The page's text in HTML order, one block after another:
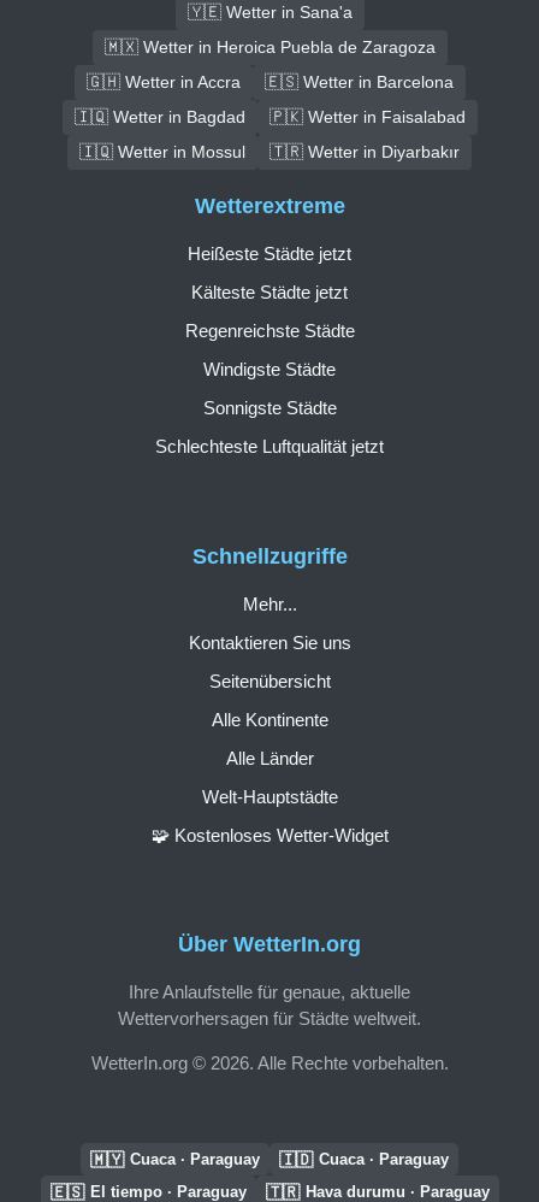
🇾🇪 Wetter in Sana'a
🇲🇽 Wetter in Heroica Puebla de Zaragoza
🇬🇭 Wetter in Accra
🇪🇸 Wetter in Barcelona
🇮🇶 Wetter in Bagdad
🇵🇰 Wetter in Faisalabad
🇮🇶 Wetter in Mossul
🇹🇷 Wetter in Diyarbakır
Über WetterIn.org
Ihre Anlaufstelle für genaue, aktuelle
Wettervorhersagen für Städte weltweit.
WetterIn.org © 2026. Alle Rechte vorbehalten.
Schnellzugriffe
Mehr...
Kontaktieren Sie uns
Seitenübersicht
Alle Kontinente
Alle Länder
Welt-Hauptstädte
🧩 Kostenloses Wetter-Widget
Wetterextreme
Heißeste Städte jetzt
Kälteste Städte jetzt
Regenreichste Städte
Windigste Städte
Sonnigste Städte
Schlechteste Luftqualität jetzt
🇲🇾 Cuaca · Paraguay 🇮🇩 Cuaca · Paraguay
🇪🇸 El tiempo · Paraguay 🇹🇷 Hava durumu · Paraguay